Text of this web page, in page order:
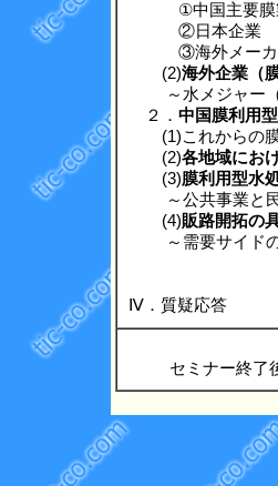
①中国主要膜製
②日本企業
③海外メーカー（
(2)海外企業（
～水メジャー（
２． 中国膜利用
(1)これからの膜
(2)各地域にお
(3)膜利用型水
～公共事業と民
(4)販路開拓の
～需要サイドの
Ⅳ．質疑応答
セミナー終了